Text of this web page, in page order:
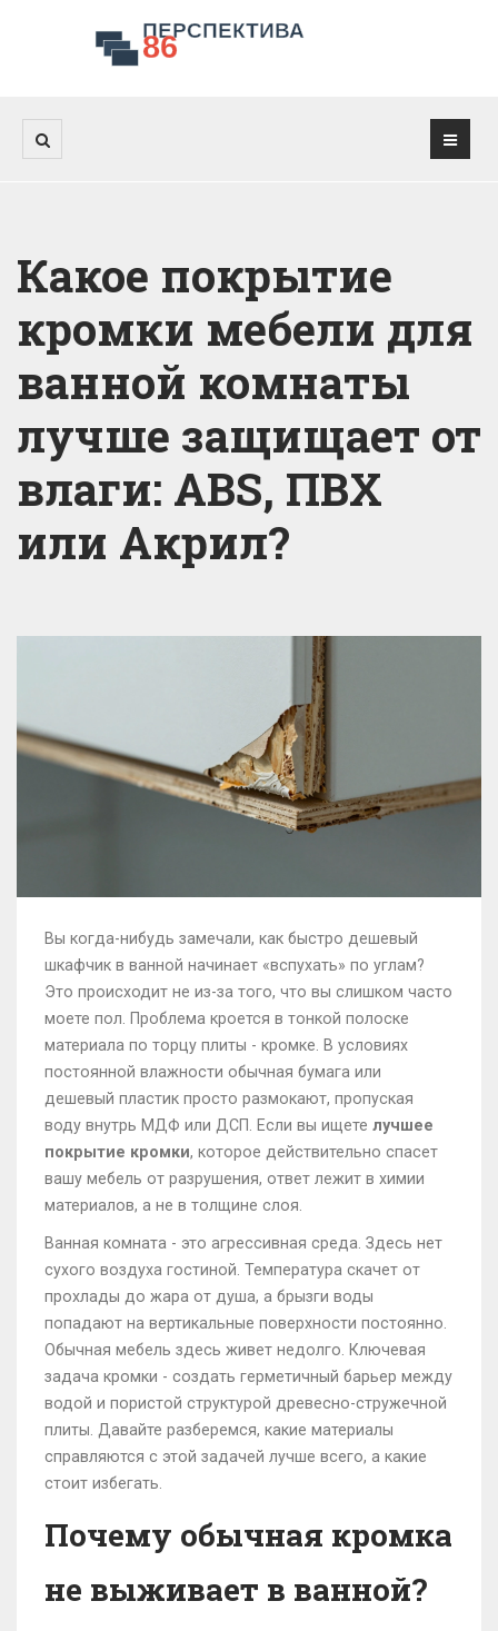
Какое покрытие
кромки мебели для
ванной комнаты
лучше защищает от
влаги: ABS, ПВХ
или Акрил?
Вы когда-нибудь замечали, как быстро дешевый
шкафчик в ванной начинает «вспухать» по углам?
Это происходит не из-за того, что вы слишком часто
моете пол. Проблема кроется в тонкой полоске
материала по торцу плиты - кромке. В условиях
постоянной влажности обычная бумага или
дешевый пластик просто размокают, пропуская
воду внутрь МДФ или ДСП. Если вы ищете лучшее
покрытие кромки, которое действительно спасет
вашу мебель от разрушения, ответ лежит в химии
материалов, а не в толщине слоя.
Ванная комната - это агрессивная среда. Здесь нет
сухого воздуха гостиной. Температура скачет от
прохлады до жара от душа, а брызги воды
попадают на вертикальные поверхности постоянно.
Обычная мебель здесь живет недолго. Ключевая
задача кромки - создать герметичный барьер между
водой и пористой структурой древесно-стружечной
плиты. Давайте разберемся, какие материалы
справляются с этой задачей лучше всего, а какие
стоит избегать.
Почему обычная кромка
не выживает в ванной?